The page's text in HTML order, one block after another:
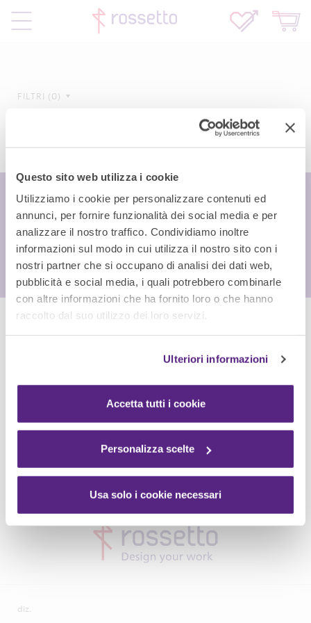
Questo sito web utilizza i cookie
Utilizziamo i cookie per personalizzare contenuti ed
annunci, per fornire funzionalità dei social media e per
analizzare il nostro traffico. Condividiamo inoltre
informazioni sul modo in cui utilizza il nostro sito con i
nostri partner che si occupano di analisi dei dati web,
pubblicità e social media, i quali potrebbero combinarle
con altre informazioni che ha fornito loro o che hanno
raccolto dal suo utilizzo dei loro servizi.
Ulteriori informazioni
Accetta tutti i cookie
Personalizza scelte
Usa solo i cookie necessari
FILTRI 0
diz.